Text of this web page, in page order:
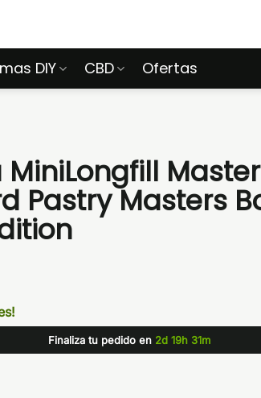
DIY CBD Ofertas
Master
Pastry Masters
Finaliza tu pedido en 2d 19h 31m